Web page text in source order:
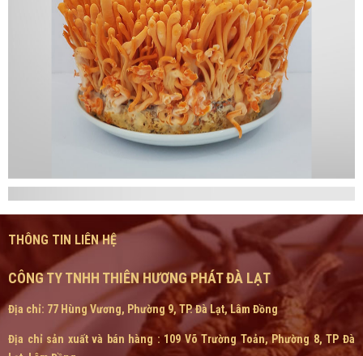
THÔNG TIN LIÊN HỆ
CÔNG TY TNHH THIÊN HƯƠNG PHÁT ĐÀ LẠT
Địa chỉ: 77 Hùng Vương, Phường 9, TP. Đà Lạt, Lâm Đồng
Địa chỉ sản xuất và bán hàng : 109 Võ Trường Toản, Phường 8, TP Đà